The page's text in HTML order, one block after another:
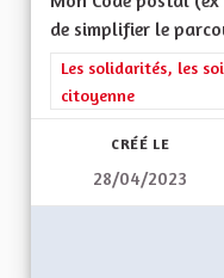
de simplifier le
Filtrer les résultats
Les solidarités, les
citoyenne
CRÉÉ LE
28/04/2023